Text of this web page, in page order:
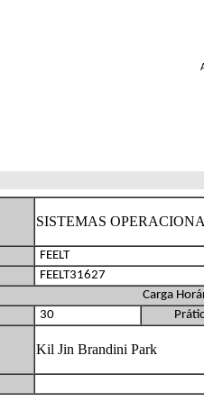
SISTEMAS
FEELT
FEELT31627
Carga
30
Kil Jin Brandini Park